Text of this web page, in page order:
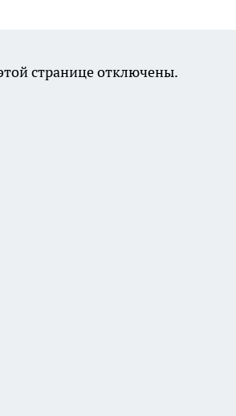
странице отключены.